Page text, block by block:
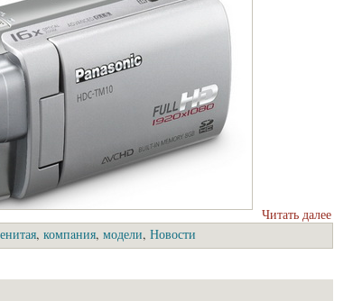
Читать далее
, компaния, модели, Новости